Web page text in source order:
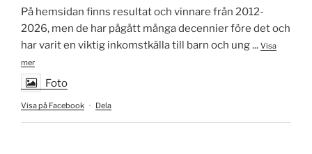
På hemsidan finns resultat och vinnare från 2012-
2026, men de har pågått många decennier före det och
har varit en viktig inkomstkälla till barn och ung... Visa
mer
Foto
Visa på Facebook · Dela